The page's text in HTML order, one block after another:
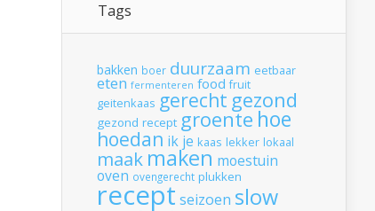
Tags
bakken boer duurzaam eetbaar
eten fermenteren food fruit
geitenkaas gerecht gezond
gezond recept groente hoe
hoedan ik je kaas lekker lokaal
maak maken moestuin
oven ovengerecht plukken
recept seizoen slow